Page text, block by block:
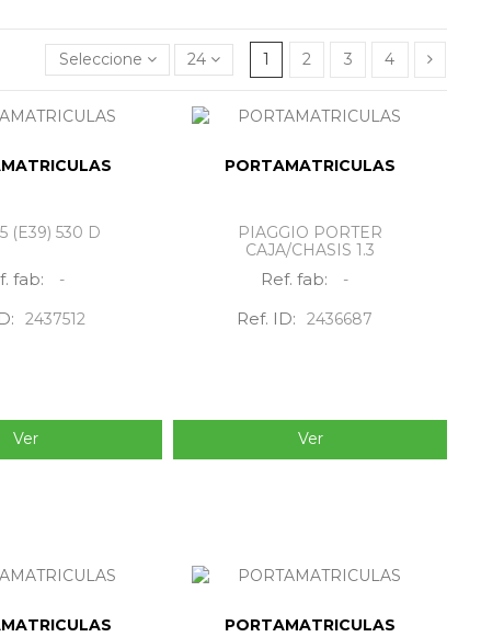
Seleccione 24 1 2 3 4
(E39) 530 D
fab: -
2437512
Ver
PORTAMATRICULAS
PIAGGIO PORTER
CAJA/CHASIS 1.3
Ref. fab: -
Ref. ID: 2436687
Ver
PORTAMATRICULAS